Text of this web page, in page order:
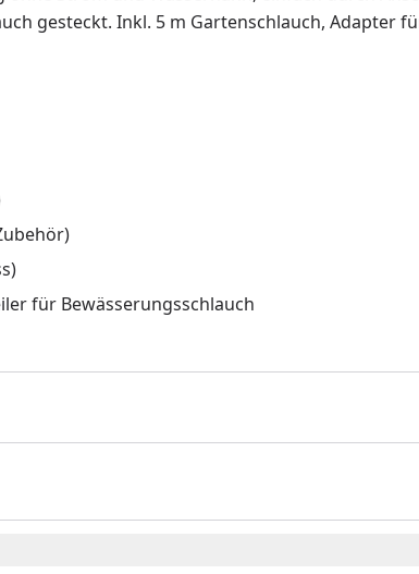
gesteckt. Inkl. 5 m Gartenschlauch, Adapter
für Bewässerungsschlauch